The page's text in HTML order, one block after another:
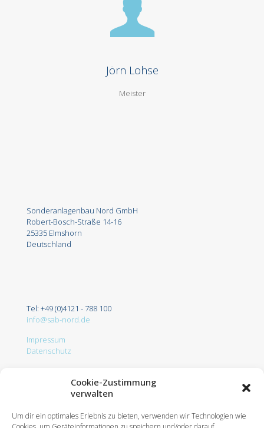
Cookie-Zustimmung
verwalten
Um dir ein optimales Erlebnis zu bieten, verwenden wir Technologien wie
Jörn Lohse
Meister
Sonderanlagenbau Nord GmbH
Robert-Bosch-Straße 14-16
25335 Elmshorn
Deutschland
Tel: +49 (0)4121 - 788 100
info@sab-nord.de
Impressum
Datenschutz